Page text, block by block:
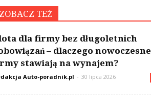
TEŻ
dla firmy bez długoletnich
– dlaczego nowoczesne
stawiają na wynajem?
Auto-poradnik.pl - 30 lipca 2026